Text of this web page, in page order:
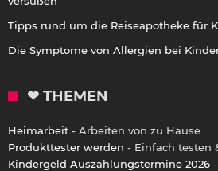
Tipps rund um die Reiseapotheke für
Die Symptome von Allergien bei
❤ THEMEN
Heimarbeit - Arbeiten von zu Hause
Produkttester werden - Einfach testen
Kindergeld Auszahlungstermine 2026